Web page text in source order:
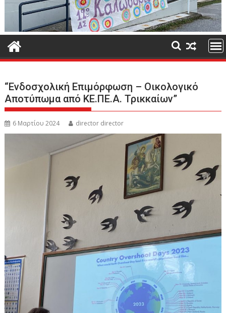
“Ενδοσχολική Επιμόρφωση – Οικολογικό
Αποτύπωμα από ΚΕ.ΠΕ.Α. Τρικκαίων”
6 Μαρτίου 2024 director director